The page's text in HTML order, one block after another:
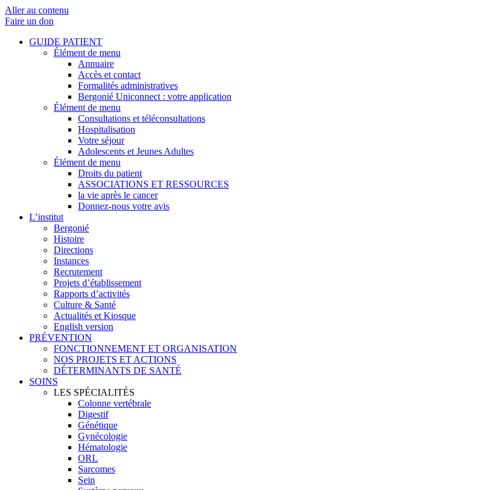
Aller au contenu
Faire un don
GUIDE PATIENT
Élément de menu
Annuaire
Accès et contact
Formalités administratives
Bergonié Uniconnect : votre application
Élément de menu
Consultations et téléconsultations
Hospitalisation
Votre séjour
Adolescents et Jeunes Adultes
Élément de menu
Droits du patient
ASSOCIATIONS ET RESSOURCES
la vie après le cancer
Donnez-nous votre avis
L’institut
Bergonié
Histoire
Directions
Instances
Recrutement
Projets d’établissement
Rapports d’activités
Culture & Santé
Actualités et Kiosque
English version
PRÉVENTION
FONCTIONNEMENT ET ORGANISATION
NOS PROJETS ET ACTIONS
DÉTERMINANTS DE SANTÉ
SOINS
LES SPÉCIALITÉS
Colonne vertébrale
Digestif
Génétique
Gynécologie
Hématologie
ORL
Sarcomes
Sein